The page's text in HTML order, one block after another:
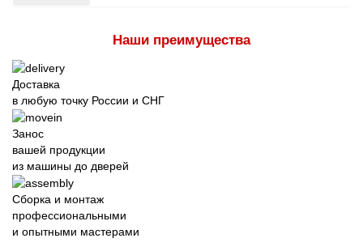
Наши преимущества
Доставка
в любую точку России и СНГ
Занос
вашей продукции
из машины до дверей
Сборка и монтаж
профессиональными
и опытными мастерами